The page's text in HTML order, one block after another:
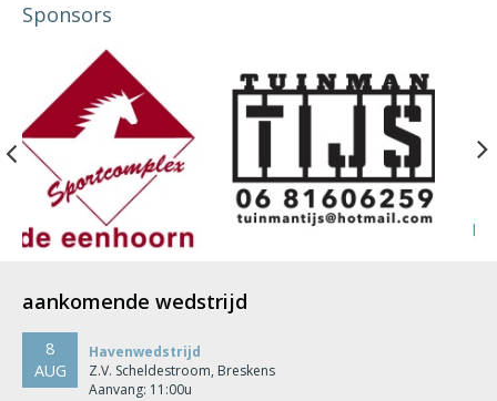
Sponsors
Previous
aankomende wedstrijd
8
AUG
Havenwedstrijd
Z.V. Scheldestroom, Breskens
Aanvang: 11:00u